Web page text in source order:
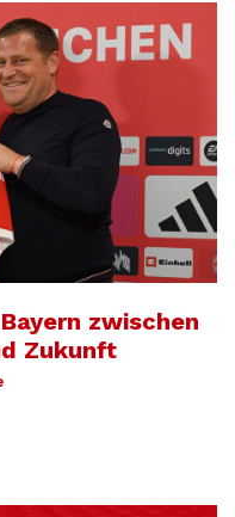
zwischen
Zukunft